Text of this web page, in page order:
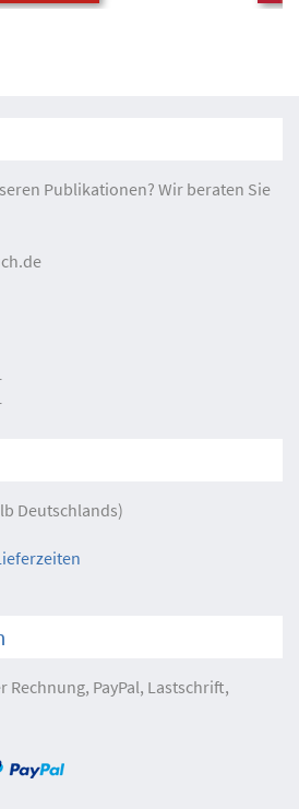
Publikationen? Wir beraten Sie
Deutschlands)
PayPal, Lastschrift,